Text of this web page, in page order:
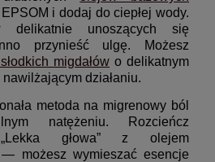
i dodaj do ciepłej wody.
delikatnie unoszących się
przynieść ulgę. Możesz
migdałów o delikatnym
działaniu.
metoda na migrenowy ból
natężeniu. Rozcieńcz
„Lekka głowa” z olejem
— możesz wymieszać esencje